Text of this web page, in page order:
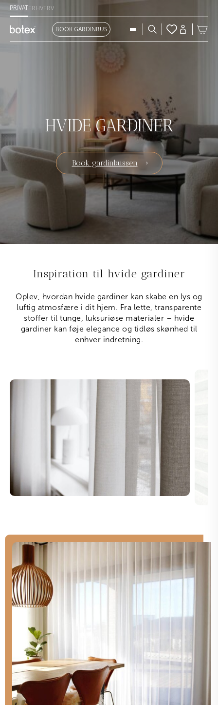
PRIVATERHVERV
BOOK GARDINBUS
HVIDE GARDINER
Book gardinbussen
Inspiration til hvide gardiner
Oplev, hvordan hvide gardiner kan skabe en lys og
luftig atmosfære i dit hjem. Fra lette, transparente
stoffer til tunge, luksuriøse materialer – hvide
gardiner kan føje elegance og tidløs skønhed til
enhver indretning.